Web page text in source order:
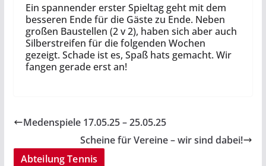
Ein spannender erster Spieltag geht mit dem
besseren Ende für die Gäste zu Ende. Neben
großen Baustellen (2 v 2), haben sich aber auch
Silberstreifen für die folgenden Wochen
gezeigt. Schade ist es, Spaß hats gemacht. Wir
fangen gerade erst an!
Medenspiele 17.05.25 – 25.05.25
Scheine für Vereine – wir sind dabei!
Abteilung Tennis